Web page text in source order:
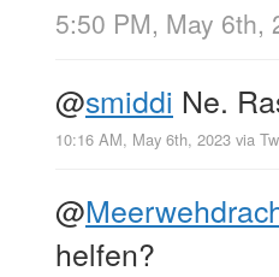
5:50 PM, May 6th,
@smiddi Ne.
10:16 AM, May 6th, 2023 via
@
helfen?